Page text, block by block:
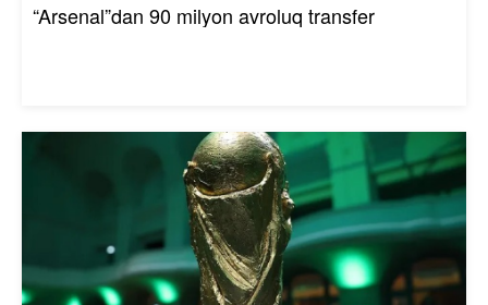
“Arsenal”dan 90 milyon avroluq transfer